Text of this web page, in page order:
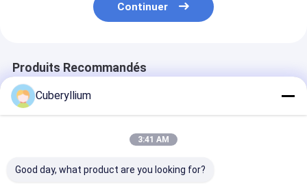
Continuer
Produits Recommandés
Cuberyllium
3:41 AM
Good day, what product are you looking for?